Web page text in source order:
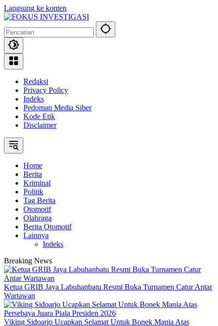
Langsung ke konten
Redaksi
Privacy Policy
Indeks
Pedoman Media Siber
Kode Etik
Disclaimer
Home
Berita
Kriminal
Politik
Tag Berita
Otomotif
Olahraga
Berita Otomotif
Lainnya
Indeks
Breaking News
Ketua GRIB Jaya Labuhanbatu Resmi Buka Turnamen Catur Antar
Wartawan
Viking Sidoarjo Ucapkan Selamat Untuk Bonek Mania Atas